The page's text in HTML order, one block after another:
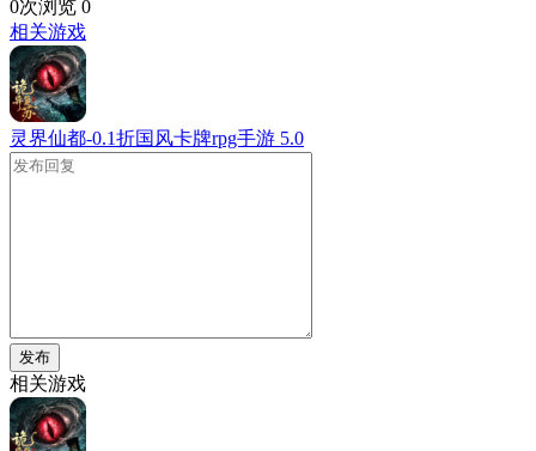
0次浏览 0
相关游戏
灵界仙都-0.1折国风卡牌rpg手游 5.0
发布
相关游戏